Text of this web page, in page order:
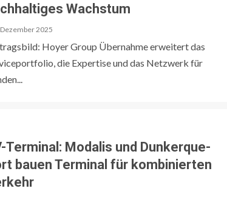
Wachstum
2025
Hoyer Group Übernahme erweitert das
die Expertise und das Netzwerk für
Terminal: Modalis und Dunkerque-
bauen Terminal für kombinierten